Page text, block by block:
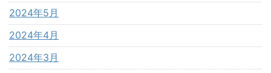
2024年5月
2024年4月
2024年3月